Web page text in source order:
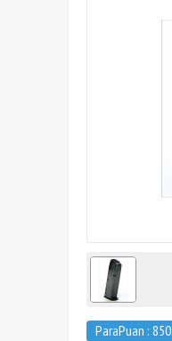
ParaPuan :